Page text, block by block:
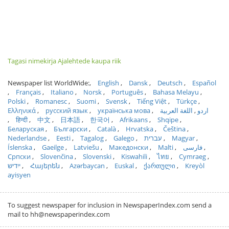
Tagasi nimekirja Ajalehtede kaupa riik
Newspaper list WorldWide: English Dansk Deutsch
Español
Français
Italiano Norsk Português
Bahasa Melayu
Polski
Romanesc Suomi Svensk Tiếng Việt
Türkçe
Ελληνικά
русский язык українська мова اردو
اللغة العربية
हिन्दी
中文 日本語 한국어 Afrikaans
Shqipe
Беларуская
Български Català Hrvatska
Čeština
Nederlandse
Eesti Tagalog Galego עברית
Magyar
Íslenska
Gaeilge Latviešu Македонски Malti
فارسی
Српски
Slovenčina Slovenski Kiswahili ไทย
Cymraeg
ייִדיש
Հայերեն Azərbaycan Euskal ქართული
Kreyòl
ayisyen
To suggest newspaper for inclusion in NewspaperIndex.com send a
mail to hh@newspaperindex.com